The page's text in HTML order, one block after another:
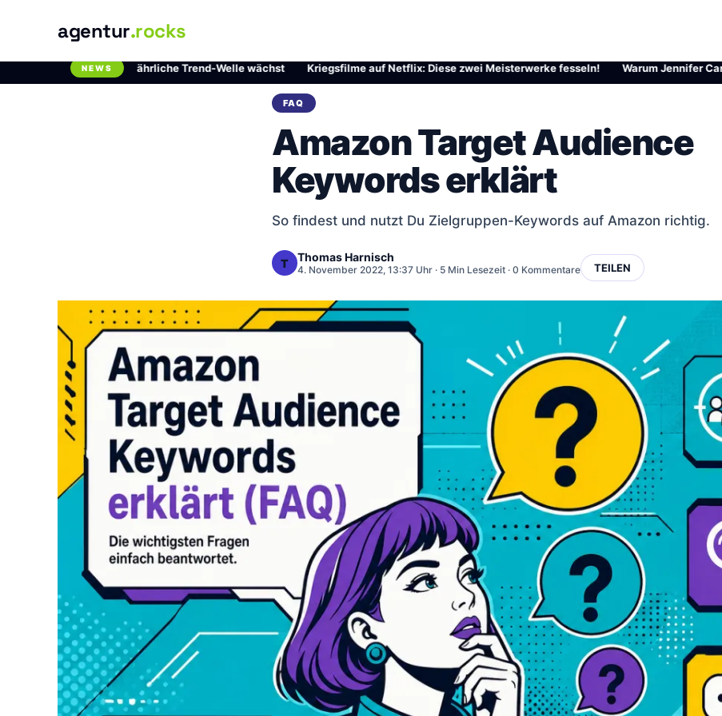
agentur.rocks
NEWS
Breaking News Ticker
Die gefährliche Trend-Welle wächst· Kriegsfilme auf Netflix: Diese zwei Meisterwerke fesseln!· Warum Jennifer
FAQ
Amazon Target Audience
Keywords erklärt
So findest und nutzt Du Zielgruppen-Keywords auf Amazon richtig.
T Thomas Harnisch
4. November 2022, 13:37 Uhr · 5 Min Lesezeit · 0 Kommentare TEILEN